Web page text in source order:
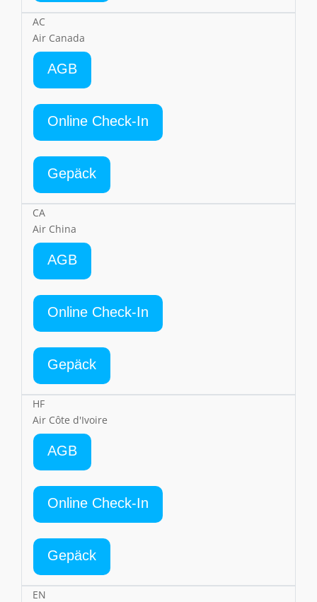
AC
Air Canada
AGB
Online Check-In
Gepäck
CA
Air China
AGB
Online Check-In
Gepäck
HF
Air Côte d'Ivoire
AGB
Online Check-In
Gepäck
EN